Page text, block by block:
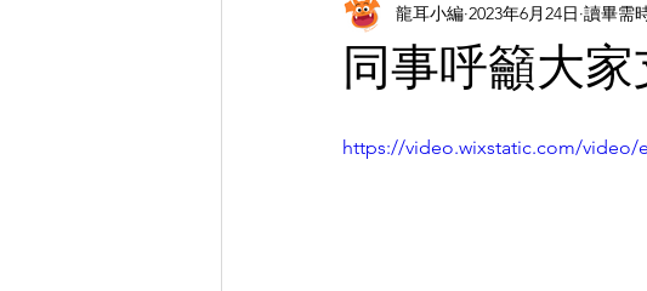
Silence’s Friends
同事呼籲大家
龍耳小編 2023年6月24日 讀畢需
https://video.wixstatic.com/video/